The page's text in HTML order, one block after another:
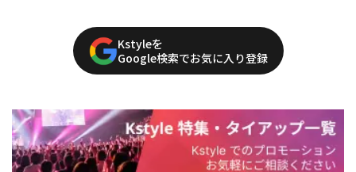
Kstyleを
Google検索でお気に入り登録